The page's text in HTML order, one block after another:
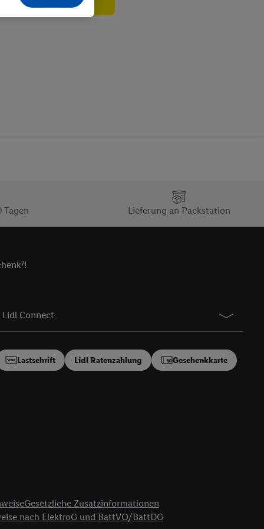
Tagen Lieferung an Packstation
Lidl Connect
Lastschrift Lidl Ratenzahlung Geschenkkarte
Gesetzliche Zusatzinformationen
nach ElektroG und BattVO/BattDG
- sowie Ihre
Speichern von
E-Mail-
verfügbar ist.
und einer
diese Kennung
Dritten betrieben
speziell zur
generell zu
(nur für
Utiq.
sämtlicher
Ihre Einwilligung
gilt auch für die
für Werbung und
Quellen,
Informationen,
von oder